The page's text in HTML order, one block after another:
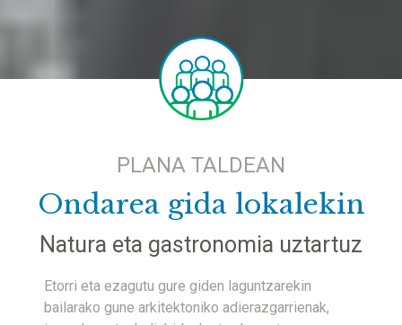
PLANA TALDEAN
Ondarea gida lokalekin
Natura eta gastronomia uztartuz
Etorri eta ezagutu gure giden laguntzarekin
bailarako gune arkitektoniko adierazgarrienak,